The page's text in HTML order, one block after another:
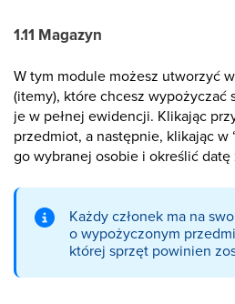
1.11 Magazyn
W tym module możesz utworzyć
(itemy), które chcesz wypożyczać
je w pełnej ewidencji. Klikając
przedmiot, a następnie, klikając w
go wybranej osobie i określić datę
Każdy członek ma na
o wypożyczonym
której sprzęt powinien